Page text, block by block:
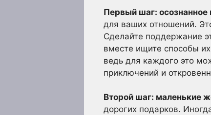
Первый шаг: осознанное
для ваших отношений.
Сделайте поддержание
вместе ищите способы
ведь для каждого это
приключений и
Второй шаг: маленькие
дорогих подарков.